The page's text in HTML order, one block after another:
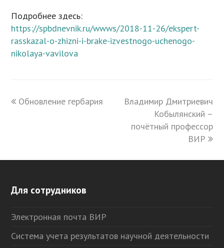
Подробнее здесь:
https://spbdnevnik.ru/wwws/2018-11-26/ekspert-
rasskazal-o-zhizni-i-brake-izvestnogo-uchenogo-
nikolaya-vavilova
previous
Обновление гербария
next
Владимир Дмитриевич
Кобылянский –
почётный профессор
ВИР
Для сотрудников
Электронная почта ВИР
Система учета результатов научной деятельности